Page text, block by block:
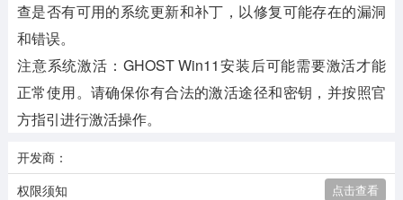
查是否有可用的系统更新和补丁，以修复可能存在的漏洞
和错误。
注意系统激活 ：GHOST Win11安装后可能需要激活才能
正常使用。请确保你有合法的激活途径和密钥，并按照官
方指引进行激活操作。
开发商：
权限须知
点击查看